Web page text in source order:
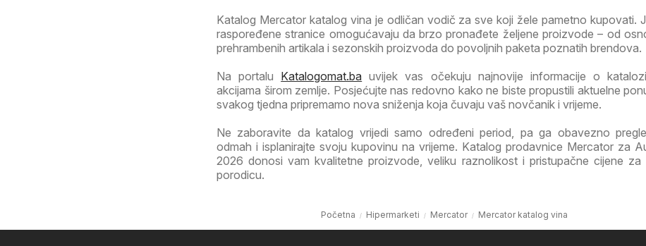
Katalog Mercator katalog vina je odličan vodič za sve koji žele pametno kupovati.
raspoređene stranice omogućavaju da brzo pronađete željene proizvode – od
prehrambenih artikala i sezonskih proizvoda do povoljnih paketa poznatih brendova.
Na portalu Katalogomat.ba uvijek vas očekuju najnovije informacije o
akcijama širom zemlje. Posjećujte nas redovno kako ne biste propustili aktuelne
svakog tjedna pripremamo nova sniženja koja čuvaju vaš novčanik i vrijeme.
Ne zaboravite da katalog vrijedi samo određeni period, pa ga obavezno
odmah i isplanirajte svoju kupovinu na vrijeme. Katalog prodavnice Mercator za
2026 donosi vam kvalitetne proizvode, veliku raznolikost i pristupačne cijene za
porodicu.
Početna Hipermarketi Mercator Mercator katalog vina